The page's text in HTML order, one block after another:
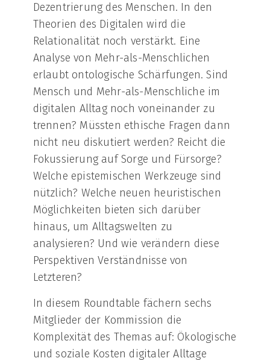
Dezentrierung des Menschen. In den
Theorien des Digitalen wird die
Relationalität noch verstärkt. Eine
Analyse von Mehr-als-Menschlichen
erlaubt ontologische Schärfungen. Sind
Mensch und Mehr-als-Menschliche im
digitalen Alltag noch voneinander zu
trennen? Müssten ethische Fragen dann
nicht neu diskutiert werden? Reicht die
Fokussierung auf Sorge und Fürsorge?
Welche epistemischen Werkzeuge sind
nützlich? Welche neuen heuristischen
Möglichkeiten bieten sich darüber
hinaus, um Alltagswelten zu
analysieren? Und wie verändern diese
Perspektiven Verständnisse von
Letzteren?
In diesem Roundtable fächern sechs
Mitglieder der Kommission die
Komplexität des Themas auf: Ökologische
und soziale Kosten digitaler Alltage